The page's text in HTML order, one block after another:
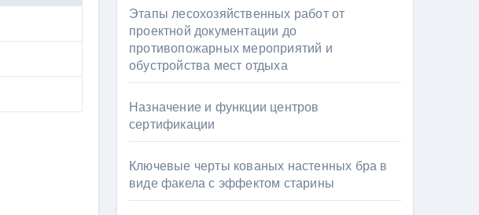
Этапы лесохозяйственных работ от
проектной документации до
противопожарных мероприятий и
обустройства мест отдыха
Назначение и функции центров
сертификации
Ключевые черты кованых настенных бра в
виде факела с эффектом старины